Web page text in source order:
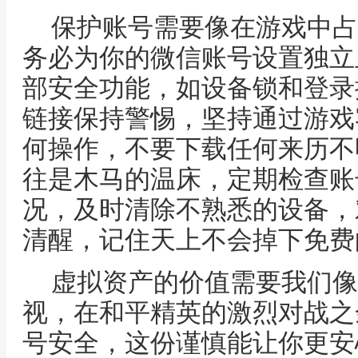
保护账号需要像在游戏中
务必为你的微信账号设置独
部安全功能，如设备锁和登
链接保持警惕，坚持通过游
何操作，不要下载任何来历
往是木马的温床，定期检查
况，及时清除不熟悉的设备
清醒，记住天上不会掉下免
虚拟资产的价值需要我们
视，在和平精英的激烈对战
号安全，这份谨慎能让你更